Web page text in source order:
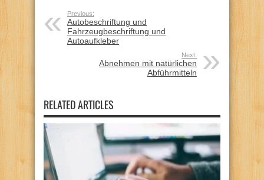
Previous:
Autobeschriftung und
Fahrzeugbeschriftung und
Autoaufkleber
Next:
Abnehmen mit natürlichen
Abführmitteln
RELATED ARTICLES